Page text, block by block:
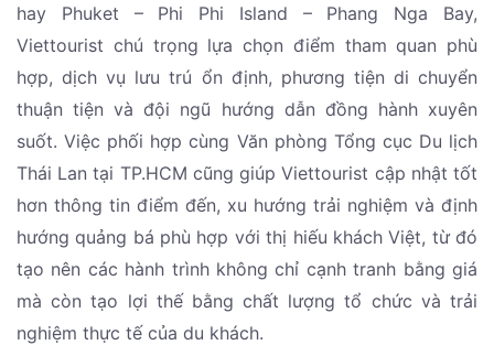
hay Phuket – Phi Phi Island – Phang Nga Bay,
Viettourist chú trọng lựa chọn điểm tham quan phù
hợp, dịch vụ lưu trú ổn định, phương tiện di chuyển
thuận tiện và đội ngũ hướng dẫn đồng hành xuyên
suốt. Việc phối hợp cùng Văn phòng Tổng cục Du lịch
Thái Lan tại TP.HCM cũng giúp Viettourist cập nhật tốt
hơn thông tin điểm đến, xu hướng trải nghiệm và định
hướng quảng bá phù hợp với thị hiếu khách Việt, từ đó
tạo nên các hành trình không chỉ cạnh tranh bằng giá
mà còn tạo lợi thế bằng chất lượng tổ chức và trải
nghiệm thực tế của du khách.